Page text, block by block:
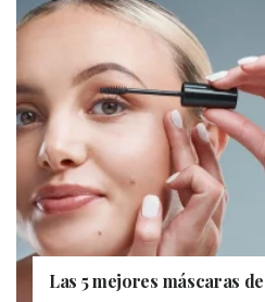
Las 5 mejores máscaras